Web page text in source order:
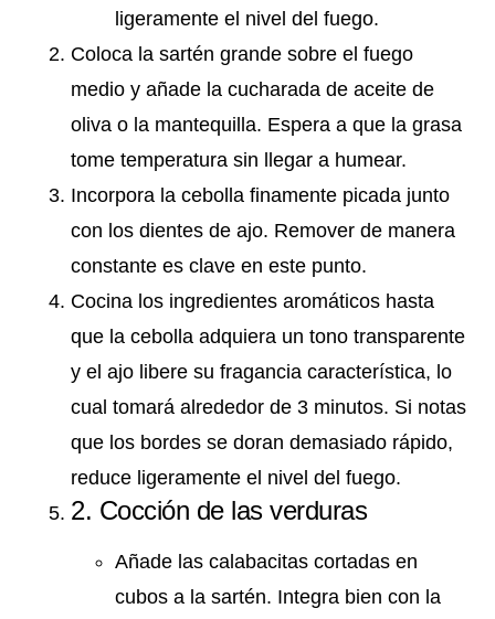
ligeramente el nivel del fuego.
Coloca la sartén grande sobre el fuego
medio y añade la cucharada de aceite de
oliva o la mantequilla. Espera a que la grasa
tome temperatura sin llegar a humear.
Incorpora la cebolla finamente picada junto
con los dientes de ajo. Remover de manera
constante es clave en este punto.
Cocina los ingredientes aromáticos hasta
que la cebolla adquiera un tono transparente
y el ajo libere su fragancia característica, lo
cual tomará alrededor de 3 minutos. Si notas
que los bordes se doran demasiado rápido,
reduce ligeramente el nivel del fuego.
2. Cocción de las verduras
Añade las calabacitas cortadas en
cubos a la sartén. Integra bien con la